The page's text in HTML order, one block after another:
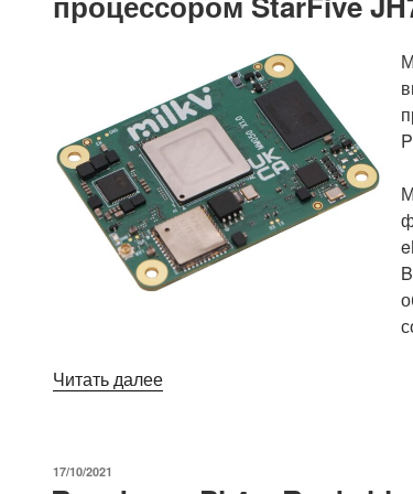
Читать далее«Совместимая
ОПУБЛИКОВАНО
17/10/2021